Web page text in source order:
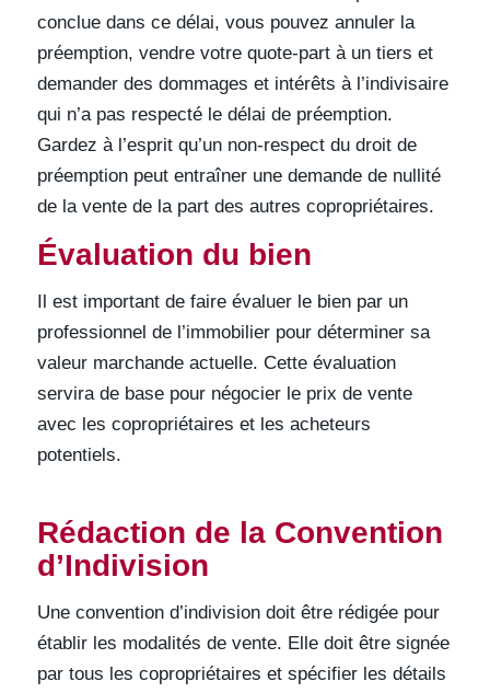
conclue dans ce délai, vous pouvez annuler la
préemption, vendre votre quote-part à un tiers et
demander des dommages et intérêts à l’indivisaire
qui n’a pas respecté le délai de préemption.
Gardez à l’esprit qu’un non-respect du droit de
préemption peut entraîner une demande de nullité
de la vente de la part des autres copropriétaires.
Évaluation du bien
Il est important de faire évaluer le bien par un
professionnel de l’immobilier pour déterminer sa
valeur marchande actuelle. Cette évaluation
servira de base pour négocier le prix de vente
avec les copropriétaires et les acheteurs
potentiels.
Rédaction de la Convention
d’Indivision
Une convention d’indivision doit être rédigée pour
établir les modalités de vente. Elle doit être signée
par tous les copropriétaires et spécifier les détails